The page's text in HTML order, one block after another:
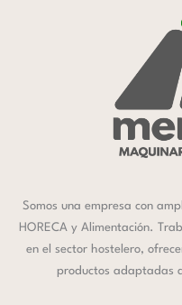
Somos una empresa con
HORECA y Alimentación.
en el sector hostelero,
productos adaptadas